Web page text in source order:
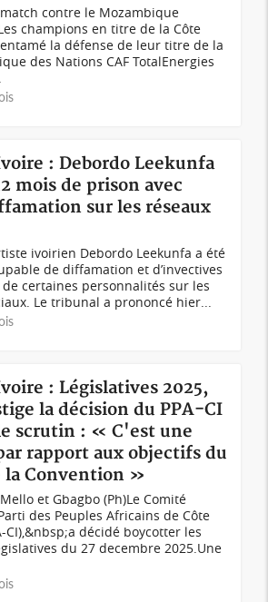
contre le Mozambique
champions en titre de la Côte
entamé la défense de leur titre de la
des Nations CAF TotalEnergies
: Debordo Leekunfa
mois de prison avec
sur les réseaux
ivoirien Debordo Leekunfa a été
de diffamation et d’invectives
de certaines personnalités sur les
Le tribunal a prononcé hier...
: Législatives 2025,
la décision du PPA-CI
scrutin : « C'est une
rapport aux objectifs du
la Convention »
et Gbagbo (Ph)Le Comité
des Peuples Africains de Côte
CI),&nbsp;a décidé boycotter les
du 27 decembre 2025.Une